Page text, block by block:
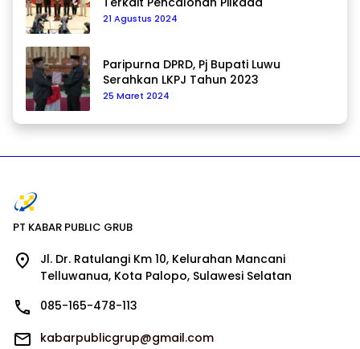
21 Agustus 2024
Paripurna DPRD, Pj Bupati Luwu
Serahkan LKPJ Tahun 2023
25 Maret 2024
PT KABAR PUBLIC GRUB
Jl. Dr. Ratulangi Km 10, Kelurahan Mancani
Telluwanua, Kota Palopo, Sulawesi Selatan
085-165-478-113
kabarpublicgrup@gmail.com